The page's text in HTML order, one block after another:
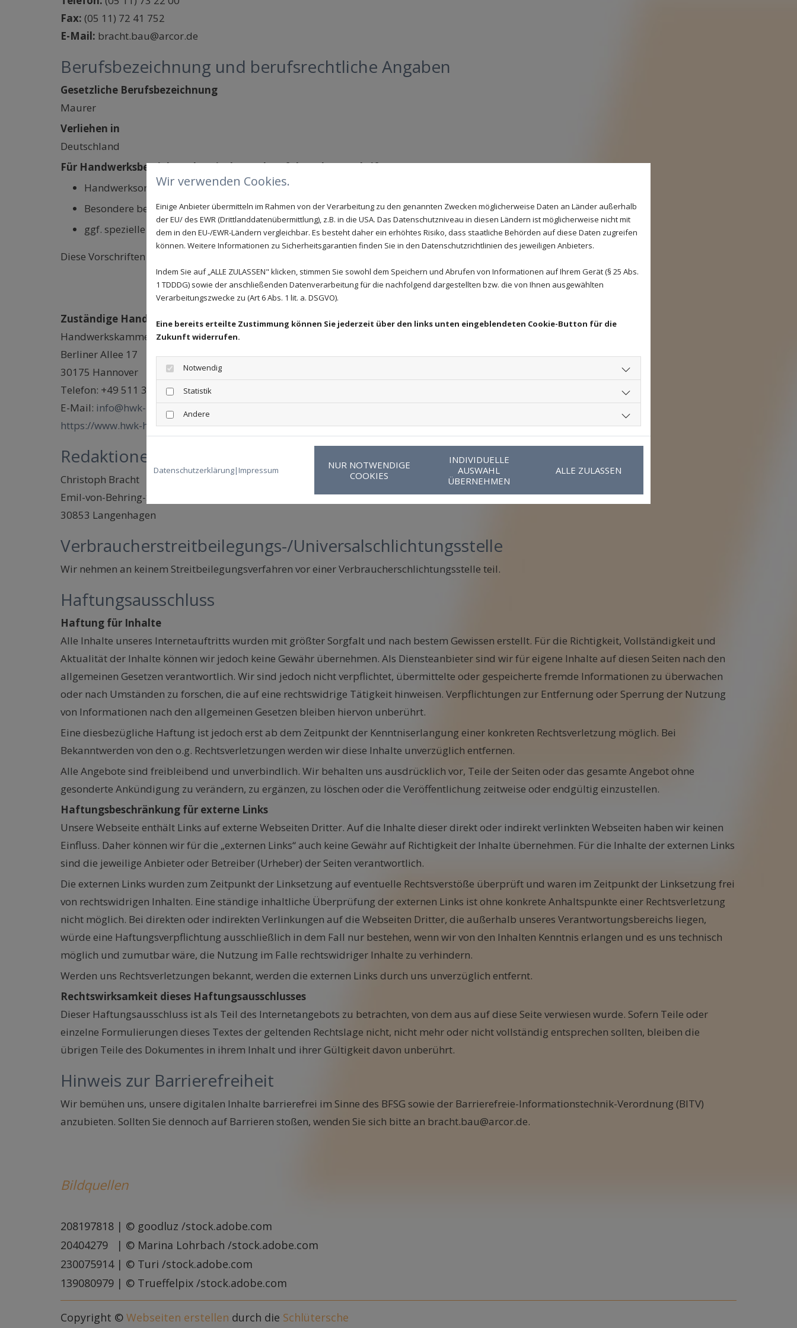
Fax: (05 11) 72 41 752
E-Mail: bracht.bau@arcor.de
Berufsbezeichnung und berufsrechtliche Angaben
Gesetzliche Berufsbezeichnung
Maurer
Verliehen in
Deutschland
Für Handwerksbetriebe gelten insbesondere folgende Vorschriften:
Handwerksordnung (HwO)
Besondere berufsrechtliche Regelungen des jeweiligen Handwerks
ggf. spezielle technische Regelwerke (DIN/EN) des jeweiligen Handwerks
Diese Vorschriften sind über die Handwerkskammern einsehbar.
Zuständige Handwerkskammer:
Handwerkskammer Hannover
Berliner Allee 17
30175 Hannover
Telefon: +49 511 34859-0
E-Mail: info@hwk-hannover.de
https://www.hwk-hannover.de/
Redaktionell verantwortlich für den Inhalt
Christoph Bracht
Emil-von-Behring-Straße 26
30853 Langenhagen
Verbraucherstreitbeilegungs-/Universalschlichtungsstelle
Wir nehmen an keinem Streitbeilegungsverfahren vor einer Verbraucherschlichtungsstelle teil.
Haftungsausschluss
Haftung für Inhalte
Alle Inhalte unseres Internetauftritts wurden mit größter Sorgfalt und nach bestem Gewissen erstellt. Für die Richtigkeit, Vollständigkeit und
Aktualität der Inhalte können wir jedoch keine Gewähr übernehmen. Als Diensteanbieter sind wir für eigene Inhalte auf diesen Seiten nach den
allgemeinen Gesetzen verantwortlich. Wir sind jedoch nicht verpflichtet, übermittelte oder gespeicherte fremde Informationen zu überwachen
oder nach Umständen zu forschen, die auf eine rechtswidrige Tätigkeit hinweisen. Verpflichtungen zur Entfernung oder Sperrung der Nutzung
von Informationen nach den allgemeinen Gesetzen bleiben hiervon unberührt.
Eine diesbezügliche Haftung ist jedoch erst ab dem Zeitpunkt der Kenntniserlangung einer konkreten Rechtsverletzung möglich. Bei
Bekanntwerden von den o.g. Rechtsverletzungen werden wir diese Inhalte unverzüglich entfernen.
Alle Angebote sind freibleibend und unverbindlich. Wir behalten uns ausdrücklich vor, Teile der Seiten oder das gesamte Angebot ohne
gesonderte Ankündigung zu verändern, zu ergänzen, zu löschen oder die Veröffentlichung zeitweise oder endgültig einzustellen.
Haftungsbeschränkung für externe Links
Unsere Webseite enthält Links auf externe Webseiten Dritter. Auf die Inhalte dieser direkt oder indirekt verlinkten Webseiten haben wir keinen
Einfluss. Daher können wir für die „externen Links“ auch keine Gewähr auf Richtigkeit der Inhalte übernehmen. Für die Inhalte der externen Links
sind die jeweilige Anbieter oder Betreiber (Urheber) der Seiten verantwortlich.
Die externen Links wurden zum Zeitpunkt der Linksetzung auf eventuelle Rechtsverstöße überprüft und waren im Zeitpunkt der Linksetzung frei
von rechtswidrigen Inhalten. Eine ständige inhaltliche Überprüfung der externen Links ist ohne konkrete Anhaltspunkte einer Rechtsverletzung
nicht möglich. Bei direkten oder indirekten Verlinkungen auf die Webseiten Dritter, die außerhalb unseres Verantwortungsbereichs liegen,
würde eine Haftungsverpflichtung ausschließlich in dem Fall nur bestehen, wenn wir von den Inhalten Kenntnis erlangen und es uns technisch
möglich und zumutbar wäre, die Nutzung im Falle rechtswidriger Inhalte zu verhindern.
Werden uns Rechtsverletzungen bekannt, werden die externen Links durch uns unverzüglich entfernt.
Rechtswirksamkeit dieses Haftungsausschlusses
Dieser Haftungsausschluss ist als Teil des Internetangebots zu betrachten, von dem aus auf diese Seite verwiesen wurde. Sofern Teile oder
einzelne Formulierungen dieses Textes der geltenden Rechtslage nicht, nicht mehr oder nicht vollständig entsprechen sollten, bleiben die
übrigen Teile des Dokumentes in ihrem Inhalt und ihrer Gültigkeit davon unberührt.
Hinweis zur Barrierefreiheit
Wir bemühen uns, unsere digitalen Inhalte barrierefrei im Sinne des BFSG sowie der Barrierefreie-Informationstechnik-Verordnung (BITV)
anzubieten. Sollten Sie dennoch auf Barrieren stoßen, wenden Sie sich bitte an bracht.bau@arcor.de.
Bildquellen
208197818 | © goodluz /stock.adobe.com
20404279 | © Marina Lohrbach /stock.adobe.com
230075914 | © Turi /stock.adobe.com
139080979 | © Trueffelpix /stock.adobe.com
Copyright © Webseiten erstellen durch die Schlütersche
Wir verwenden Cookies.
Einige Anbieter übermitteln im Rahmen von der Verarbeitung zu den genannten Zwecken möglicherweise Daten an Länder außerhalb
der EU/ des EWR (Drittlanddatenübermittlung), z.B. in die USA. Das Datenschutzniveau in diesen Ländern ist möglicherweise nicht mit
dem in den EU-/EWR-Ländern vergleichbar. Es besteht daher ein erhöhtes Risiko, dass staatliche Behörden auf diese Daten zugreifen
können. Weitere Informationen zu Sicherheitsgarantien finden Sie in den Datenschutzrichtlinien des jeweiligen Anbieters.
Indem Sie auf „ALLE ZULASSEN" klicken, stimmen Sie sowohl dem Speichern und Abrufen von Informationen auf Ihrem Gerät (§ 25 Abs.
1 TDDDG) sowie der anschließenden Datenverarbeitung für die nachfolgend dargestellten bzw. die von Ihnen ausgewählten
Verarbeitungszwecke zu (Art 6 Abs. 1 lit. a. DSGVO).
Eine bereits erteilte Zustimmung können Sie jederzeit über den links unten eingeblendeten Cookie-Button für die
Zukunft widerrufen.
Notwendig
Statistik
Andere
Datenschutzerklärung| Impressum
NUR NOTWENDIGE
COOKIES
INDIVIDUELLE
AUSWAHL
ÜBERNEHMEN
ALLE ZULASSEN